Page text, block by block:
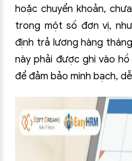
hoặc chuyển khoản,
trong một số đơn vị,
định trả lương hàng
này phải được ghi vào
để đảm bảo minh bạch,